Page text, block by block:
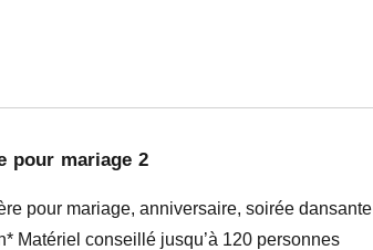
pour mariage 2
pour mariage, anniversaire, soirée dansante
Matériel conseillé jusqu’à 120 personnes